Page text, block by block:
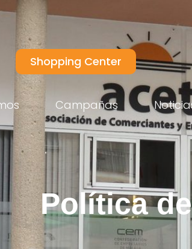
Shopping Center
Campañas
Política